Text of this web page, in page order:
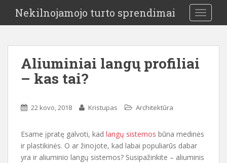
Nekilnojamojo turto sprendimai
Aliuminiai langų profiliai
– kas tai?
22 kovo, 2018 Kristupas Architektūra
Esame įpratę galvoti, kad langų sistemos būna medinės
ir plastikinės. O ar žinojote, kad labai populiarūs dabar
yra ir aliuminio langų sistemos? Susipažinkite – aliuminis